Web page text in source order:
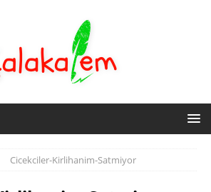
Cicekciler-Kirlihanim-Satmiyor